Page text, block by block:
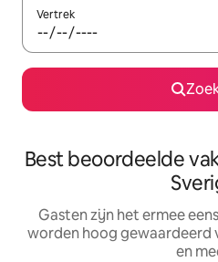
Vertrek
Best beoordeelde
Gasten zijn het ermee
worden hoog gewaardeerd
en